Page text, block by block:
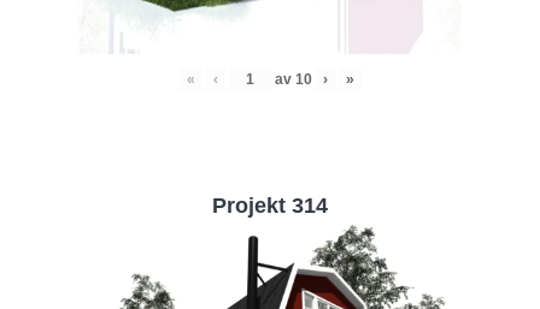
« ‹ av 10 › »
Projekt 314